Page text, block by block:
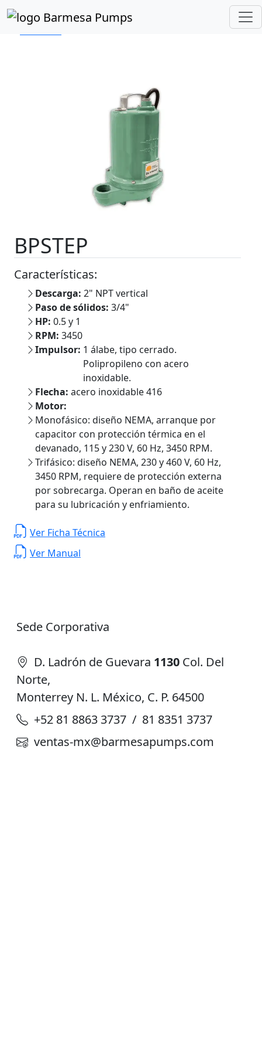
Inicio Catálogo de Productos
BPSTEP
Características:
Descarga: 2" NPT vertical
Paso de sólidos: 3/4"
HP: 0.5 y 1
RPM: 3450
Impulsor: 1 álabe, tipo cerrado.
Polipropileno con acero
inoxidable.
Flecha: acero inoxidable 416
Motor:
Monofásico: diseño NEMA, arranque por
capacitor con protección térmica en el
devanado, 115 y 230 V, 60 Hz, 3450 RPM.
Trifásico: diseño NEMA, 230 y 460 V, 60 Hz,
3450 RPM, requiere de protección externa
por sobrecarga. Operan en baño de aceite
para su lubricación y enfriamiento.
Ver Ficha Técnica
Ver Manual
Sede Corporativa
D. Ladrón de Guevara 1130 Col. Del
Norte,
Monterrey N. L. México, C. P. 64500
+52 81 8863 3737 / 81 8351 3737
ventas-mx@barmesapumps.com